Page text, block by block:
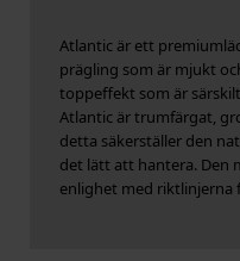
Atlantic är ett
prägling som är mjukt
toppeffekt som är
Atlantic är trumfärgat,
detta säkerställer den
det lätt att hantera. Den
enlighet med riktlinjerna